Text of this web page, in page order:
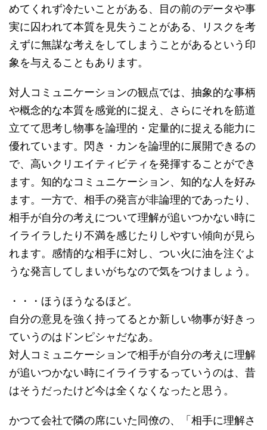
めてくれず冷たいことがある、目の前のデータや事
実に囚われて本質を見失うことがある、リスクを考
えずに無謀な考えをしてしまうことがあるという印
象を与えることもあります。
対人コミュニケーションの観点では、抽象的な事柄
や概念的な本質を感覚的に捉え、さらにそれを筋道
立てて思考し物事を論理的・定量的に捉える能力に
優れています。閃き・カンを論理的に展開できるの
で、高いクリエイティビティを発揮することができ
ます。知的なコミュニケーション、知的な人を好み
ます。一方で、相手の発言が非論理的であったり、
相手が自分の考えについて理解が追いつかない時に
イライラしたり不満を感じたりしやすい傾向が見ら
れます。感情的な相手に対し、つい火に油を注ぐよ
うな発言してしまいがちなので気をつけましょう。
・・・ほうほうなるほど。
自分の意見を強く持ってるとか新しい物事が好きっ
ていうのはドンピシャだなあ。
対人コミュニケーションで相手が自分の考えに理解
が追いつかない時にイライラするっていうのは、昔
はそうだったけど今は全くなくなったと思う。
かつて会社で隣の席にいた同僚の、「相手に理解さ